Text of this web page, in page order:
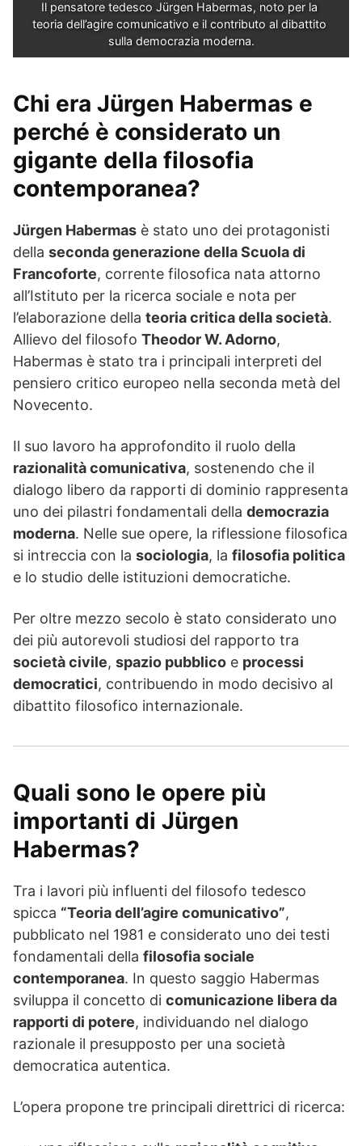
Il pensatore tedesco Jürgen Habermas, noto per la
teoria dell’agire comunicativo e il contributo al dibattito
sulla democrazia moderna.
Chi era Jürgen Habermas e
perché è considerato un
gigante della filosofia
contemporanea?
Jürgen Habermas è stato uno dei protagonisti
della seconda generazione della Scuola di
Francoforte, corrente filosofica nata attorno
all’Istituto per la ricerca sociale e nota per
l’elaborazione della teoria critica della società.
Allievo del filosofo Theodor W. Adorno,
Habermas è stato tra i principali interpreti del
pensiero critico europeo nella seconda metà del
Novecento.
Il suo lavoro ha approfondito il ruolo della
razionalità comunicativa, sostenendo che il
dialogo libero da rapporti di dominio rappresenta
uno dei pilastri fondamentali della democrazia
moderna. Nelle sue opere, la riflessione filosofica
si intreccia con la sociologia, la filosofia politica
e lo studio delle istituzioni democratiche.
Per oltre mezzo secolo è stato considerato uno
dei più autorevoli studiosi del rapporto tra
società civile, spazio pubblico e processi
democratici, contribuendo in modo decisivo al
dibattito filosofico internazionale.
Quali sono le opere più
importanti di Jürgen
Habermas?
Tra i lavori più influenti del filosofo tedesco
spicca “Teoria dell’agire comunicativo”,
pubblicato nel 1981 e considerato uno dei testi
fondamentali della filosofia sociale
contemporanea. In questo saggio Habermas
sviluppa il concetto di comunicazione libera da
rapporti di potere, individuando nel dialogo
razionale il presupposto per una società
democratica autentica.
L’opera propone tre principali direttrici di ricerca: